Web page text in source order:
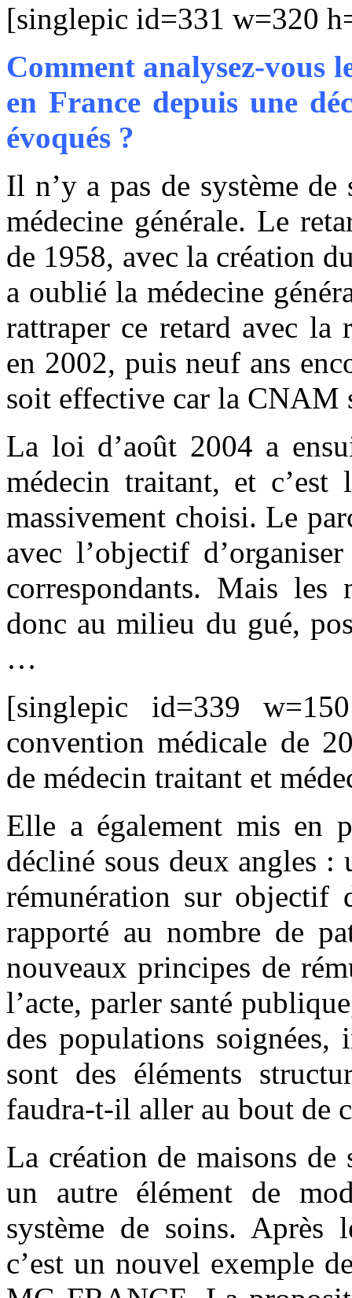
[singlepic id=331 w=320
Comment analysez-vous
en France depuis une
évoqués ?
Il n’y a pas de système
médecine générale. Le
de 1958, avec la création
a oublié la médecine
rattraper ce retard avec la
en 2002, puis neuf ans
soit effective car la CNAM
La loi d’août 2004 a
médecin traitant, et c’est
massivement choisi. Le
avec l’objectif
correspondants. Mais
donc au milieu du gué,
…
[singlepic id=339
convention médicale de
de médecin traitant et
Elle a également mis en
décliné sous deux angles
rémunération sur objectif
rapporté au nombre de
nouveaux principes de
l’acte, parler santé
des populations
sont des éléments
faudra-t-il aller au bout de
La création de maisons
un autre élément de
système de soins. Après
c’est un nouvel exemple